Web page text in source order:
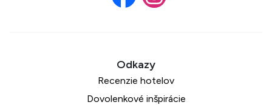
Recenzie hotelov
Dovolenkové inšpirácie